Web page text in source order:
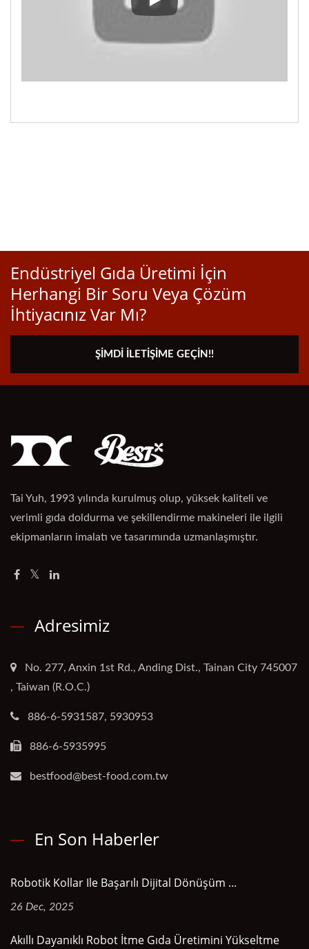
TY-3000 Otomatik Laminasyon
Endüstriyel Gıda Üretimi İçin
Herhangi Bir Soru Veya Çözüm
İhtiyacınız Var Mı?
ŞIMDI İLETIŞIME GEÇIN!!
Tai Yuh, 1993 yılında kurulmuş olup, yüksek kaliteli ve
verimli gıda doldurma ve şekillendirme makineleri ile ilgili
ekipmanların imalatı ve tasarımında uzmanlaşmıştır.
Adresimiz
No. 277, Anxin 1st Rd., Anding Dist., Tainan City 745007
, Taiwan (R.O.C.)
886-6-5931587, 5930953
886-6-5935995
bestfood@best-food.com.tw
En Son Haberler
Robotik Kollar Ile Başarılı Dijital Dönüşüm ...
26 Dec, 2025
Akıllı Dayanıklı Robot İtme Gıda Üretimini Yükseltme